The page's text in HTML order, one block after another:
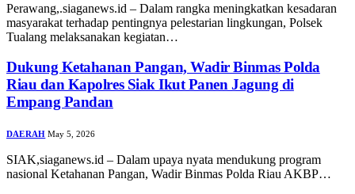
Perawang,.siaganews.id – Dalam rangka meningkatkan kesadaran
masyarakat terhadap pentingnya pelestarian lingkungan, Polsek
Tualang melaksanakan kegiatan…
Dukung Ketahanan Pangan, Wadir Binmas Polda
Riau dan Kapolres Siak Ikut Panen Jagung di
Empang Pandan
DAERAH May 5, 2026
SIAK,siaganews.id – Dalam upaya nyata mendukung program
nasional Ketahanan Pangan, Wadir Binmas Polda Riau AKBP…